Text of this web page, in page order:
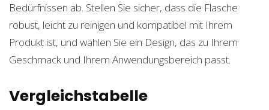
Bedürfnissen ab. Stellen Sie sicher, dass die Flasche
robust, leicht zu reinigen und kompatibel mit Ihrem
Produkt ist, und wählen Sie ein Design, das zu Ihrem
Geschmack und Ihrem Anwendungsbereich passt.
Vergleichstabelle